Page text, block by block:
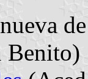
Benito)